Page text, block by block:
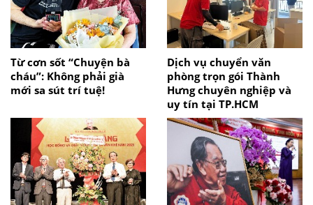
Từ cơn sốt “Chuyện bà
cháu”: Không phải già
mới sa sút trí tuệ!
Dịch vụ chuyển văn
phòng trọn gói Thành
Hưng chuyên nghiệp và
uy tín tại TP.HCM